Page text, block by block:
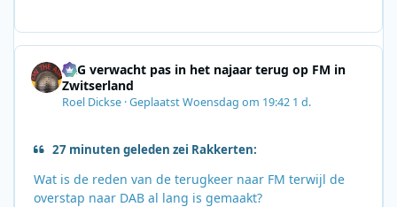
SRG verwacht pas in het najaar terug op FM in
Zwitserland
Roel Dickse ·GeplaatstWoensdag om 19:42 1 d.
27 minuten geleden zei Rakkerten:
Wat is de reden van de terugkeer naar FM terwijl de
overstap naar DAB al lang is gemaakt?